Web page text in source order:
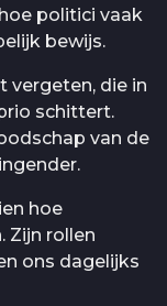
politici vaak
bewijs.
vergeten, die in
schittert.
van de
hoe
Zijn rollen
ons dagelijks